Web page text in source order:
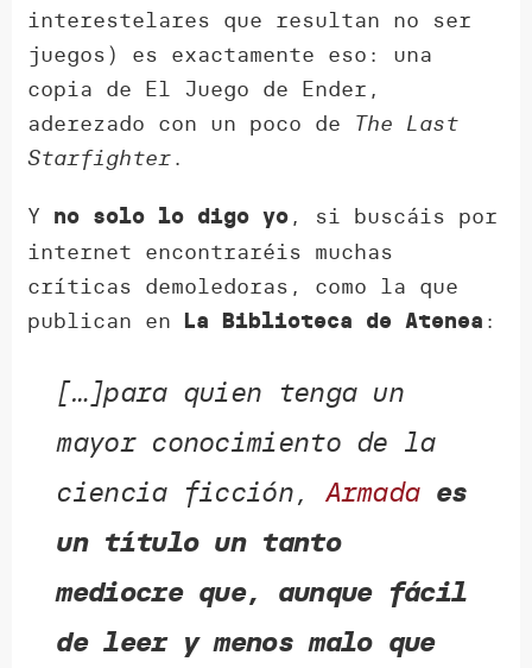
interestelares que resultan no ser
juegos) es exactamente eso: una
copia de El Juego de Ender,
aderezado con un poco de The Last
Starfighter.
Y no solo lo digo yo, si buscáis por
internet encontraréis muchas
críticas demoledoras, como la que
publican en La Biblioteca de Atenea :
[…]para quien tenga un
mayor conocimiento de la
ciencia ficción, Armadaes
un título un tanto
mediocre que, aunque fácil
de leer y menos malo que